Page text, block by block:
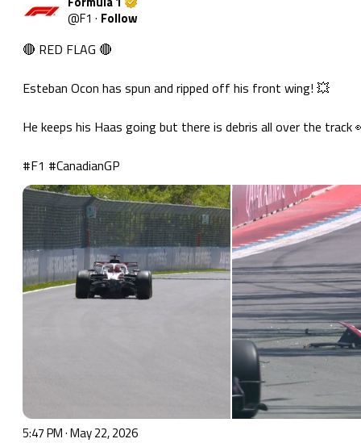
@F1 · Follow
🔴 RED FLAG 🔴
Esteban Ocon has spun and ripped off his front wing! 💥
He keeps his Haas going but there is debris all over the track
#F1 #CanadianGP
5:47 PM · May 22, 2026